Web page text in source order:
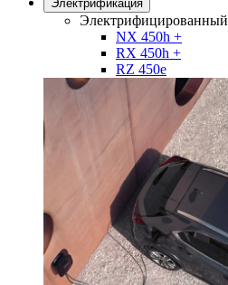
Электрификация
Электрифицированный
NX 450h +
RX 450h +
RZ 450e